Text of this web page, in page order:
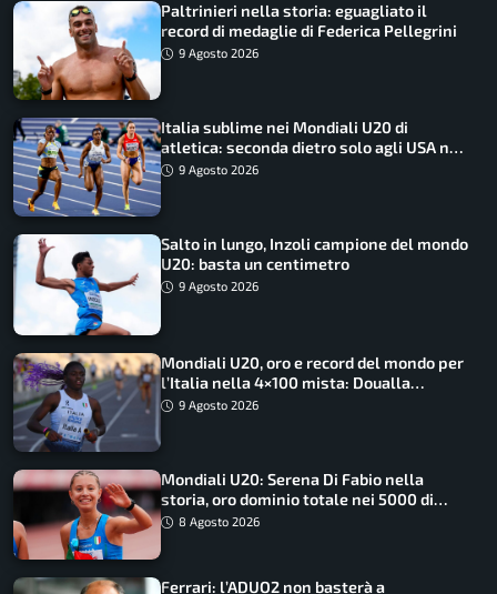
Paltrinieri nella storia: eguagliato il
record di medaglie di Federica Pellegrini
9 Agosto 2026
Italia sublime nei Mondiali U20 di
atletica: seconda dietro solo agli USA nel
medagliere
9 Agosto 2026
Salto in lungo, Inzoli campione del mondo
U20: basta un centimetro
9 Agosto 2026
Mondiali U20, oro e record del mondo per
l’Italia nella 4×100 mista: Doualla
straordinaria
9 Agosto 2026
Mondiali U20: Serena Di Fabio nella
storia, oro dominio totale nei 5000 di
marcia
8 Agosto 2026
Ferrari: l’ADUO2 non basterà a